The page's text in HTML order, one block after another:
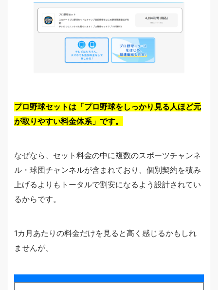
プロ野球セットは「プロ野球をしっかり見る人ほど元
が取りやすい料金体系」です。
なぜなら、セット料金の中に複数のスポーツチャンネ
ル・球団チャンネルが含まれており、個別契約を積み
上げるよりもトータルで割安になるよう設計されてい
るからです。
1カ月あたりの料金だけを見ると高く感じるかもしれ
ませんが、